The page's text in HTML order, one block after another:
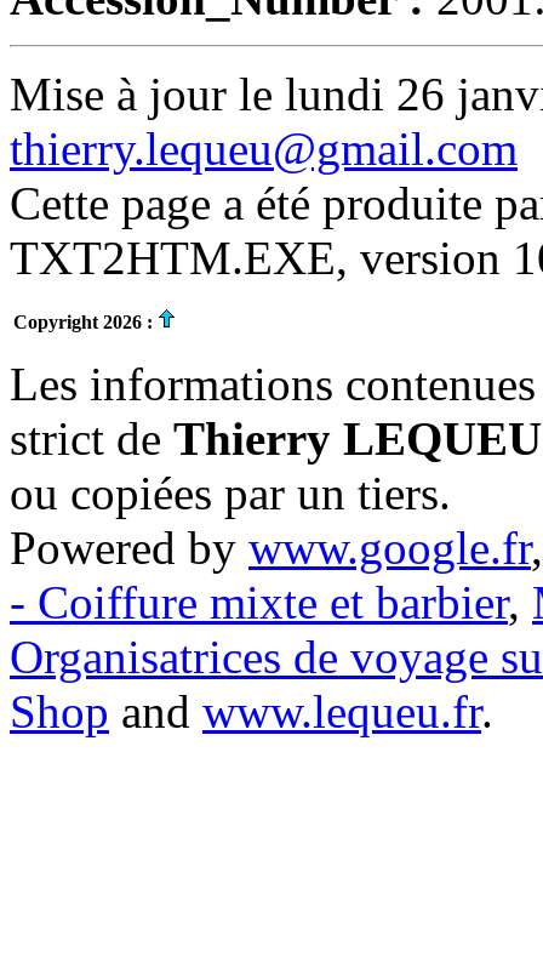
Mise à jour le lundi 26
thierry.lequeu@gmail.com
Cette page a été produite
TXT2HTM.EXE, version
Copyright 2026 :
Les informations
strict de Thierry LEQUEU
ou copiées par un tiers.
Powered by www.google.fr
- Coiffure mixte et barbier,
Organisatrices de voyage
Shop and www.lequeu.fr.